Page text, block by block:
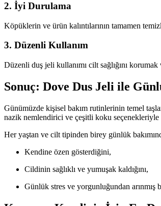
2. İyi Durulama
Köpüklerin ve ürün kalıntılarının tamamen
3. Düzenli Kullanım
Düzenli duş jeli kullanımı cilt sağlığını
Sonuç: Dove Dus Jeli ile
Günümüzde kişisel bakım rutinlerinin temel
nazik nemlendirici ve çeşitli koku seçenekleriyle
Her yaştan ve cilt tipinden birey günlük
Kendine özen gösterdiğini,
Cildinin sağlıklı ve yumuşak kaldığını,
Günlük stres ve yorgunluğundan arınmış